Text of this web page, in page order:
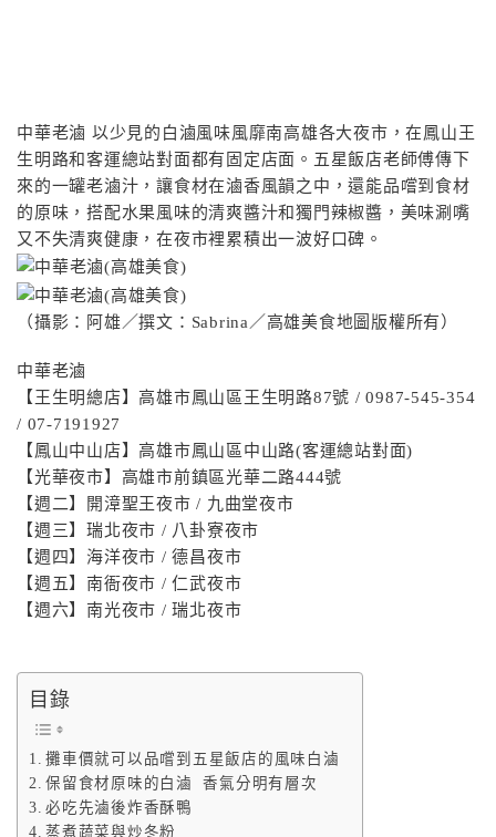
中華老滷 以少見的白滷風味風靡南高雄各大夜市，在鳳山王
生明路和客運總站對面都有固定店面。五星飯店老師傅傳下
來的一罐老滷汁，讓食材在滷香風韻之中，還能品嚐到食材
的原味，搭配水果風味的清爽醬汁和獨門辣椒醬，美味涮嘴
又不失清爽健康，在夜市裡累積出一波好口碑。
（攝影：阿雄／撰文：Sabrina／高雄美食地圖版權所有）
中華老滷
【王生明總店】高雄市鳳山區王生明路87號 / 0987-545-354
/ 07-7191927
【鳳山中山店】高雄市鳳山區中山路(客運總站對面)
【光華夜市】高雄市前鎮區光華二路444號
【週二】開漳聖王夜市 / 九曲堂夜市
【週三】瑞北夜市 / 八卦寮夜市
【週四】海洋夜市 / 德昌夜市
【週五】南衙夜市 / 仁武夜市
【週六】南光夜市 / 瑞北夜市
目錄
攤車價就可以品嚐到五星飯店的風味白滷
保留食材原味的白滷 香氣分明有層次
必吃先滷後炸香酥鴨
蒸煮蔬菜與炒冬粉